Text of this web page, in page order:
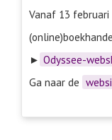
Vanaf 13
► Odyssee-
Ga naar de